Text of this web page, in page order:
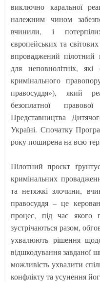
виключно каральної
належним чином
вчинили, і
європейських та
впроваджений пілотний
для неповнолітніх,
кримінального
правосуддя»), який
безоплатної
Представництва
Україні. Спочатку
року поширена на всю
Пілотний проєкт
кримінальних
та нетяжкі злочини,
правосуддя – це
процес, під час якого
зустрічаються разом,
ухвалюють рішення
відшкодування завданої
можливість ухвалити
конфлікту та усунення